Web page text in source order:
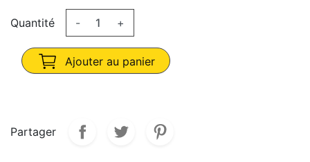
Quantité - +
Ajouter au panier
Partager